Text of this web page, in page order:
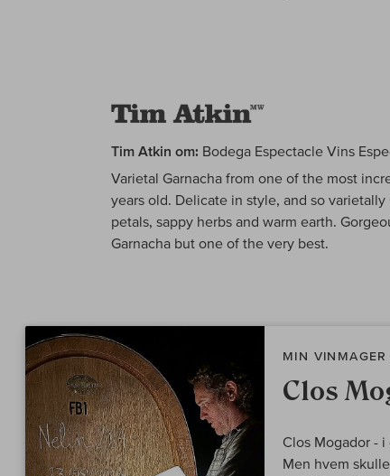
Tim Atkin om: Bodega Espectacle Vins
Varietal Garnacha from one of the most
years old. Delicate in style, and so
petals, sappy herbs and warm earth.
Garnacha but one of the very best.
MIN VINMAGER
Clos
Clos Mogador -
Men hvem